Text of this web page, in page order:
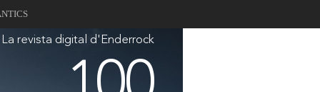
La revista digital d'Enderrock